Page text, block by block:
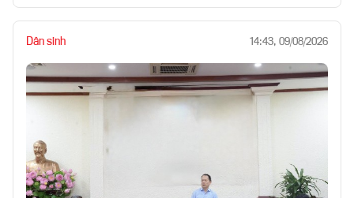
Dân sinh 14:43, 09/08/2026